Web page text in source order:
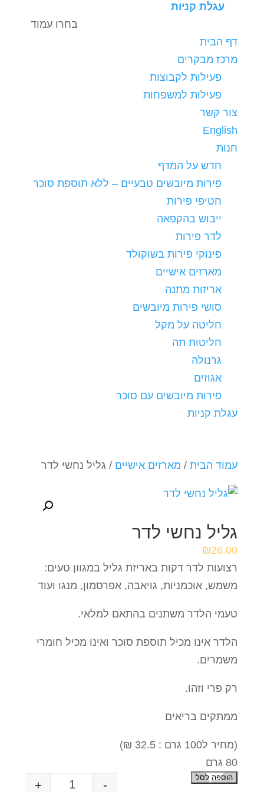
עגלת קניות
בחרו עמוד
דף הבית
מרכז מבקרים
פעילות לקבוצות
פעילות למשפחות
צור קשר
English
חנות
חדש על המדף
פירות מיובשים טבעיים – ללא תוספת סוכר
חטיפי פירות
ייבוש בהקפאה
לדר פירות
פינוקי פירות בשוקולד
מארזים אישיים
אריזות מתנה
סושי פירות מיובשים
חליטה על מקל
חליטות תה
גרנולה
אגוזים
פירות מיובשים עם סוכר
עגלת קניות
עמוד הבית/ מארזים אישיים / גליל נחשי לדר
גליל נחשי לדר
₪26.00
רצועות לדר דקות באריזת גליל במגוון טעים:
משמש, אוכמניות, גויאבה, אפרסמון, מנגו ועוד
טעמי הלדר משתנים בהתאם למלאי.
הלדר אינו מכיל תוספת סוכר ואינו מכיל חומרי
משמרים.
רק פרי וזהו.
ממתקים בריאים
(מחיר ל100 גרם : 32.5 ₪)
80 גרם
-
+
הוספה לסל